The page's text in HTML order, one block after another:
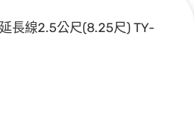
長線2.5公尺(8.25尺) TY-